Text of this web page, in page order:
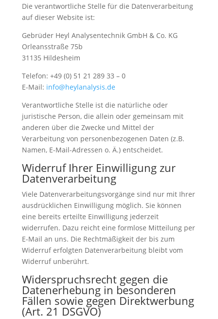
Die verantwortliche Stelle für die Datenverarbeitung
auf dieser Website ist:
Gebrüder Heyl Analysentechnik GmbH & Co. KG
Orleansstraße 75b
31135 Hildesheim
Telefon: +49 (0) 51 21 289 33 – 0
E-Mail: info@heylanalysis.de
Verantwortliche Stelle ist die natürliche oder
juristische Person, die allein oder gemeinsam mit
anderen über die Zwecke und Mittel der
Verarbeitung von personenbezogenen Daten (z.B.
Namen, E-Mail-Adressen o. Ä.) entscheidet.
Widerruf Ihrer Einwilligung zur
Datenverarbeitung
Viele Datenverarbeitungsvorgänge sind nur mit Ihrer
ausdrücklichen Einwilligung möglich. Sie können
eine bereits erteilte Einwilligung jederzeit
widerrufen. Dazu reicht eine formlose Mitteilung per
E-Mail an uns. Die Rechtmäßigkeit der bis zum
Widerruf erfolgten Datenverarbeitung bleibt vom
Widerruf unberührt.
Widerspruchsrecht gegen die
Datenerhebung in besonderen
Fällen sowie gegen Direktwerbung
(Art. 21 DSGVO)